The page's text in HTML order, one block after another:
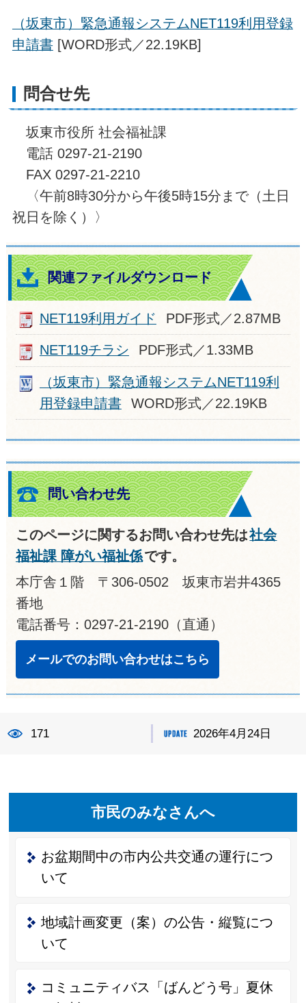
（坂東市）緊急通報システムNET119利用登録
申請書[WORD形式／22.19KB]
問合せ先
坂東市役所 社会福祉課
電話 0297-21-2190
FAX 0297-21-2210
〈午前8時30分から午後5時15分まで（土日
祝日を除く）〉
関連ファイルダウンロード
NET119利用ガイド PDF形式／2.87MB
NET119チラシ PDF形式／1.33MB
（坂東市）緊急通報システムNET119利
用登録申請書
WORD形式／22.19KB
問い合わせ先
このページに関するお問い合わせ先は社会
福祉課 障がい福祉係です。
本庁舎１階 〒306-0502 坂東市岩井4365
番地
電話番号：0297-21-2190（直通）
メールでのお問い合わせはこちら
171 2026年4月24日
市民のみなさんへ
お盆期間中の市内公共交通の運行につ
いて
地域計画変更（案）の公告・縦覧につ
いて
コミュニティバス「ばんどう号」夏休